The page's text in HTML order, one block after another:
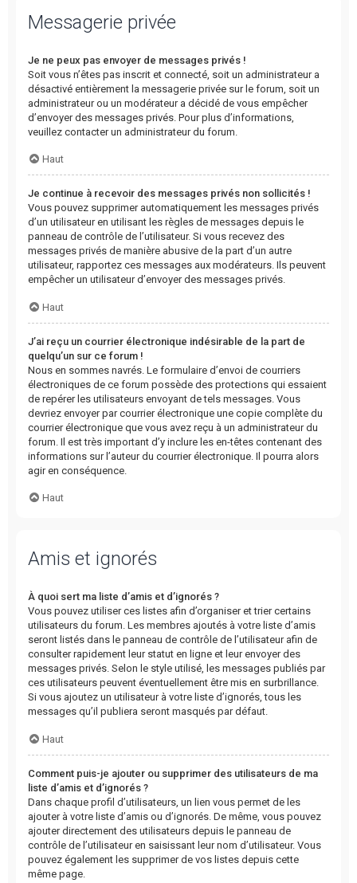
Messagerie privée
Je ne peux pas envoyer de messages privés !
Soit vous n’êtes pas inscrit et connecté, soit un administrateur a
désactivé entièrement la messagerie privée sur le forum, soit un
administrateur ou un modérateur a décidé de vous empêcher
d’envoyer des messages privés. Pour plus d’informations,
veuillez contacter un administrateur du forum.
Haut
Je continue à recevoir des messages privés non sollicités !
Vous pouvez supprimer automatiquement les messages privés
d’un utilisateur en utilisant les règles de messages depuis le
panneau de contrôle de l’utilisateur. Si vous recevez des
messages privés de manière abusive de la part d’un autre
utilisateur, rapportez ces messages aux modérateurs. Ils peuvent
empêcher un utilisateur d’envoyer des messages privés.
Haut
J’ai reçu un courrier électronique indésirable de la part de
quelqu’un sur ce forum !
Nous en sommes navrés. Le formulaire d’envoi de courriers
électroniques de ce forum possède des protections qui essaient
de repérer les utilisateurs envoyant de tels messages. Vous
devriez envoyer par courrier électronique une copie complète du
courrier électronique que vous avez reçu à un administrateur du
forum. Il est très important d’y inclure les en-têtes contenant des
informations sur l’auteur du courrier électronique. Il pourra alors
agir en conséquence.
Haut
Amis et ignorés
À quoi sert ma liste d’amis et d’ignorés ?
Vous pouvez utiliser ces listes afin d’organiser et trier certains
utilisateurs du forum. Les membres ajoutés à votre liste d’amis
seront listés dans le panneau de contrôle de l’utilisateur afin de
consulter rapidement leur statut en ligne et leur envoyer des
messages privés. Selon le style utilisé, les messages publiés par
ces utilisateurs peuvent éventuellement être mis en surbrillance.
Si vous ajoutez un utilisateur à votre liste d’ignorés, tous les
messages qu’il publiera seront masqués par défaut.
Haut
Comment puis-je ajouter ou supprimer des utilisateurs de ma
liste d’amis et d’ignorés ?
Dans chaque profil d’utilisateurs, un lien vous permet de les
ajouter à votre liste d’amis ou d’ignorés. De même, vous pouvez
ajouter directement des utilisateurs depuis le panneau de
contrôle de l’utilisateur en saisissant leur nom d’utilisateur. Vous
pouvez également les supprimer de vos listes depuis cette
même page.